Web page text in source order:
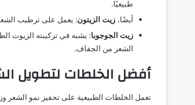
طبيعيًا.
أيضًا، زيت الزيتون: يعمل على ترطيب
زيت الجوجوبا: يشبه في تركيبته الزيوت
الشعر من الجفاف.
أفضل الخلطات لتطويل
تعمل الخلطات الطبيعية على تحفيز نمو الشعر